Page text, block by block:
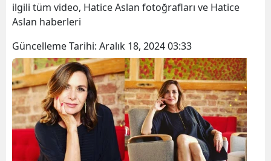
ilgili tüm video, Hatice Aslan fotoğrafları ve Hatice
Aslan haberleri
Güncelleme Tarihi: Aralık 18, 2024 03:33